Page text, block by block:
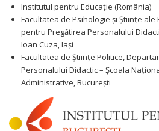
Institutul pentru Educație (România)
Facultatea de Psihologie și Științe
pentru Pregătirea Personalului
Ioan Cuza, Iași
Facultatea de Științe Politice,
Personalului Didactic – Școala
Administrative, București